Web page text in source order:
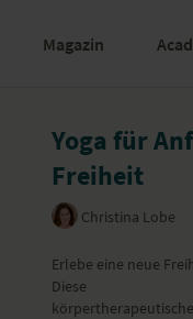
Magazin
Yoga für
Freiheit
Christina Lobe
Erlebe eine neue
Diese
körpertherapeutische